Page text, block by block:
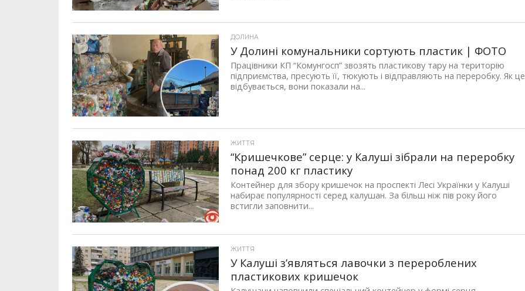
ДОЛИНА
У Долині комунальники сортують пластик | ФОТО
Працівники КП “Комунгосп” звозять пластикову тару на територію
підприємства, пресують її, тюкують і відправляють на переробку. Як це
відбувається, вони показали на...
ЖИТТЯ
“Кришечкове” серце: у Калуші зібрали на переробку
понад 200 кг пластику
Контейнер для збору кришечок на проспекті Лесі Українки у Калуші
набирає популярності серед калушан. За більш ніж пів року його
встигли заповнити...
ЖИТТЯ
У Калуші з’являться лавочки з перероблених
пластикових кришечок